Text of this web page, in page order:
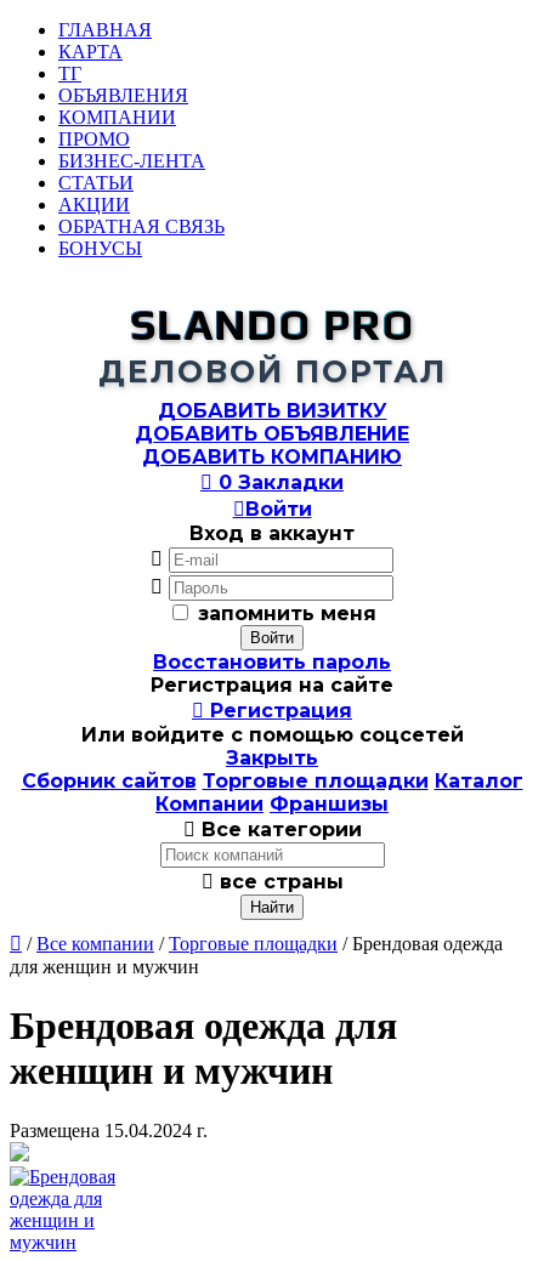
ГЛАВНАЯ
КАРТА
ТГ
ОБЪЯВЛЕНИЯ
КОМПАНИИ
ПРОМО
БИЗНЕС-ЛЕНТА
СТАТЬИ
АКЦИИ
ОБРАТНАЯ СВЯЗЬ
БОНУСЫ
SLANDO PRO
ДЕЛОВОЙ ПОРТАЛ
ДОБАВИТЬ ВИЗИТКУ
ДОБАВИТЬ ОБЪЯВЛЕНИЕ
ДОБАВИТЬ КОМПАНИЮ
 0 Закладки
Войти
Вход в аккаунт


запомнить меня
Восстановить пароль
Регистрация на сайте
 Регистрация
Или войдите с помощью соцсетей
Закрыть
Сборник сайтов Торговые площадки Каталог
Компании Франшизы
 Все категории
 все страны
 /Все компании /Торговые площадки / Брендовая одежда
для женщин и мужчин
Брендовая одежда для
женщин и мужчин
Размещена 15.04.2024 г.